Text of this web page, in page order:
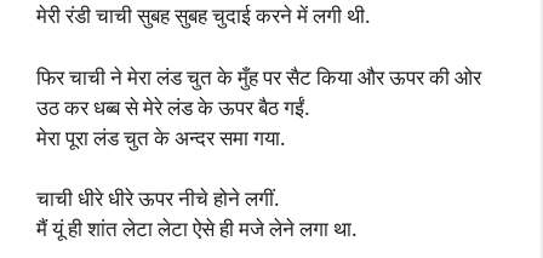
मेरी रंडी चाची सुबह सुबह चुदाई करने में लगी थी.
फिर चाची ने मेरा लंड चुत के मुँह पर सैट किया और ऊपर की ओर
उठ कर धब्ब से मेरे लंड के ऊपर बैठ गईं.
मेरा पूरा लंड चुत के अन्दर समा गया.
चाची धीरे धीरे ऊपर नीचे होने लगीं.
मैं यूं ही शांत लेटा लेटा ऐसे ही मजे लेने लगा था.